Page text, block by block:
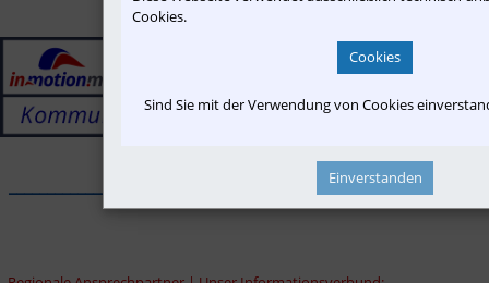
Cookies.
Cookies
Sind Sie mit der Verwendung von Cookies
Einverstanden